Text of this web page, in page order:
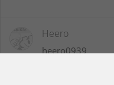
Heero
heero0939